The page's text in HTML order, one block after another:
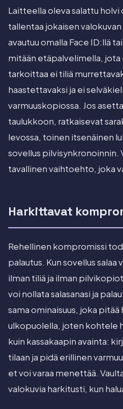
Laitteella oleva salattu holvi
tallentaa jokaisen
avautuu omalla Face ID:llä
mitään etäpalvelimella, jota
tarkoittaa ei tiliä
haastettavaksi ja ei
varmuuskopiossa. Jos
taulukkoon, ratkaisevat
levossa, toinen itsenäinen
sovellus pilvisynkronoinnin.
tavallinen vaihtoehto, joka
Harkittavat
Rehellinen kompromissi
palautus. Kun sovellus
ilman tiliä ja ilman
voi nollata salasanasi ja
sama ominaisuus, joka pitää
ulkopuolella, joten kohtele
kuin kassakaapin avainta:
tilaan ja pidä erillinen
et voi varaa menettää.
valokuvia harkitusti, kun